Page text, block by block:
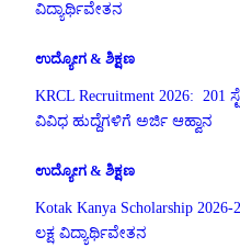
ವಿದ್ಯಾರ್ಥಿವೇತನ
ಉದ್ಯೋಗ & ಶಿಕ್ಷಣ
KRCL Recruitment 2026:
ವಿವಿಧ ಹುದ್ದೆಗಳಿಗೆ ಅರ್ಜಿ ಆಹ್ವಾನ
ಉದ್ಯೋಗ & ಶಿಕ್ಷಣ
Kotak Kanya Scholarship
ಲಕ್ಷ ವಿದ್ಯಾರ್ಥಿವೇತನ